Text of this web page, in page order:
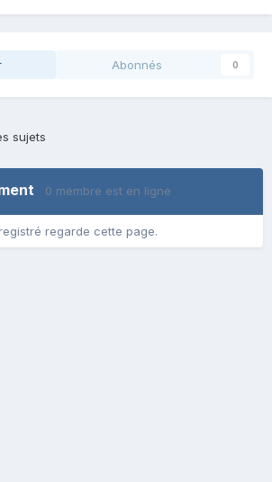
Abonnés 0
sujets
0 membre est en ligne
regarde cette page.